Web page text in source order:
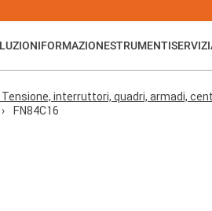
FORMAZIONESTRUMENTISERVIZI
interruttori, quadri, armadi,
FN84C16